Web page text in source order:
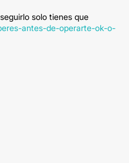
solo tienes que
antes-de-operarte-ok-o-